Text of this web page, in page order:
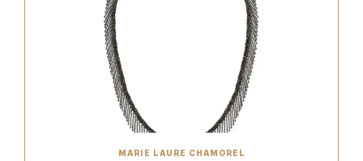
MARIE LAURE CHAMOREL